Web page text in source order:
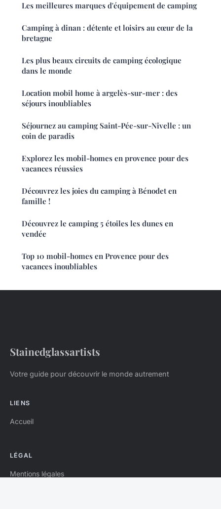
Les meilleures marques d'équipement de camping
Camping à dinan : détente et loisirs au cœur de la
bretagne
Les plus beaux circuits de camping écologique
dans le monde
Location mobil home à argelès-sur-mer : des
séjours inoubliables
Séjournez au camping Saint-Pée-sur-Nivelle : un
coin de paradis
Explorez les mobil-homes en provence pour des
vacances réussies
Découvrez les joies du camping à Bénodet en
famille !
Découvrez le camping 5 étoiles les dunes en
vendée
Top 10 mobil-homes en Provence pour des
vacances inoubliables
Stainedglassartists
Votre guide pour découvrir le monde autrement
LIENS
Accueil
LÉGAL
Mentions légales